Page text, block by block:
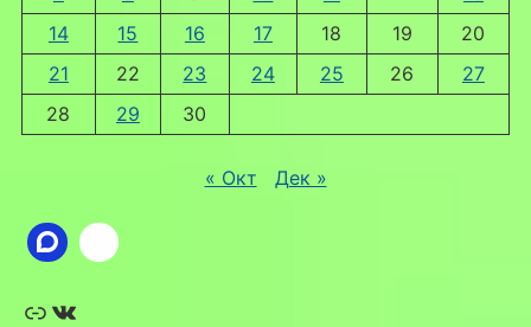
14
15 16 17 18 19
20
21
22 23 24 25 26
27
28
29 30
« Окт Дек »
Ссылка